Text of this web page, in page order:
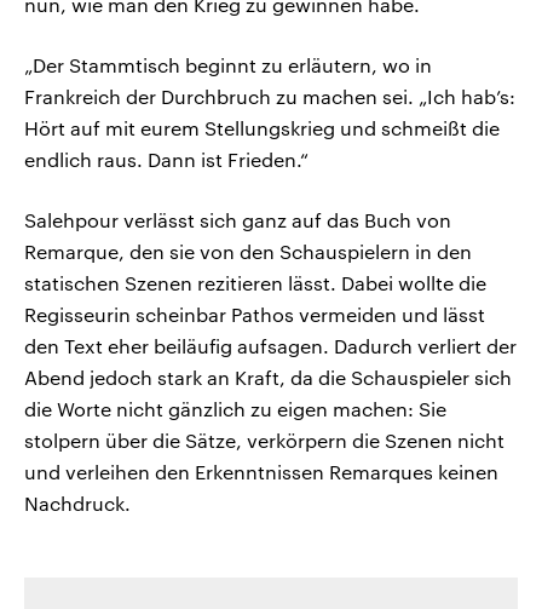
nun, wie man den Krieg zu gewinnen habe.
„Der Stammtisch beginnt zu erläutern, wo in
Frankreich der Durchbruch zu machen sei. „Ich hab’s:
Hört auf mit eurem Stellungskrieg und schmeißt die
endlich raus. Dann ist Frieden.“
Salehpour verlässt sich ganz auf das Buch von
Remarque, den sie von den Schauspielern in den
statischen Szenen rezitieren lässt. Dabei wollte die
Regisseurin scheinbar Pathos vermeiden und lässt
den Text eher beiläufig aufsagen. Dadurch verliert der
Abend jedoch stark an Kraft, da die Schauspieler sich
die Worte nicht gänzlich zu eigen machen: Sie
stolpern über die Sätze, verkörpern die Szenen nicht
und verleihen den Erkenntnissen Remarques keinen
Nachdruck.